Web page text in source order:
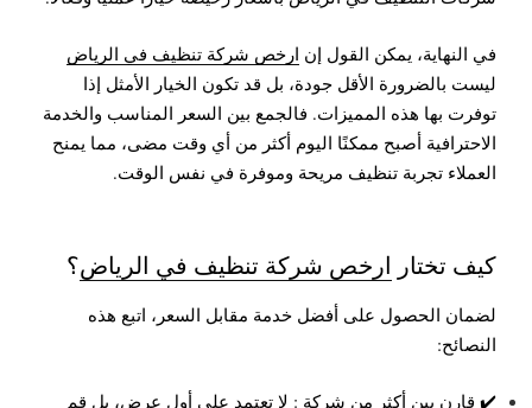
في النهاية، يمكن القول إن ارخص شركة تنظيف في الرياض
ليست بالضرورة الأقل جودة، بل قد تكون الخيار الأمثل إذا
توفرت بها هذه المميزات. فالجمع بين السعر المناسب والخدمة
الاحترافية أصبح ممكنًا اليوم أكثر من أي وقت مضى، مما يمنح
العملاء تجربة تنظيف مريحة وموفرة في نفس الوقت.
كيف تختار ارخص شركة تنظيف في الرياض؟
لضمان الحصول على أفضل خدمة مقابل السعر، اتبع هذه
النصائح:
✔️ قارن بين أكثر من شركة : لا تعتمد على أول عرض، بل قم